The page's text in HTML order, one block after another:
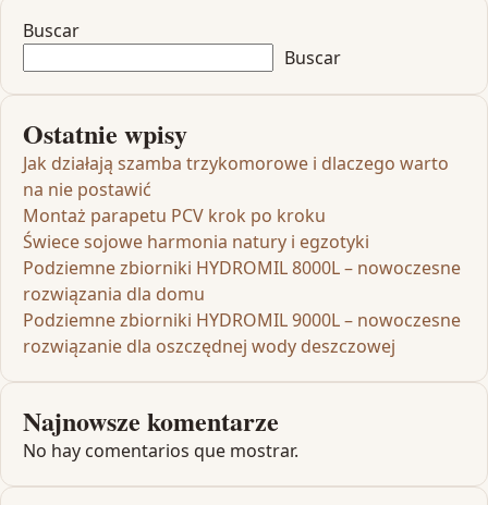
Buscar
Buscar
Ostatnie wpisy
Jak działają szamba trzykomorowe i dlaczego warto
na nie postawić
Montaż parapetu PCV krok po kroku
Świece sojowe harmonia natury i egzotyki
Podziemne zbiorniki HYDROMIL 8000L – nowoczesne
rozwiązania dla domu
Podziemne zbiorniki HYDROMIL 9000L – nowoczesne
rozwiązanie dla oszczędnej wody deszczowej
Najnowsze komentarze
No hay comentarios que mostrar.